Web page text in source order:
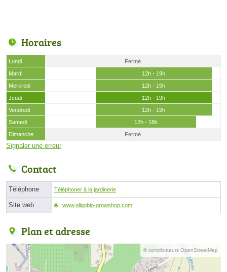
Horaires
Lundi
Fermé
Mardi
12h - 19h
Mercredi
12h - 19h
Jeudi
12h - 19h
Vendredi
12h - 19h
Samedi
12h - 18h
Dimanche
Fermé
Signaler une erreur
Contact
Téléphone Téléphoner à la jardinerie
Site web www.oligobio-growshop.com
Plan et adresse
© contributeurs OpenStreetMap